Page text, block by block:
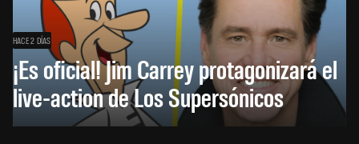
HACE 2 DÍAS
¡Es oficial! Jim Carrey protagonizará el
live-action de Los Supersónicos